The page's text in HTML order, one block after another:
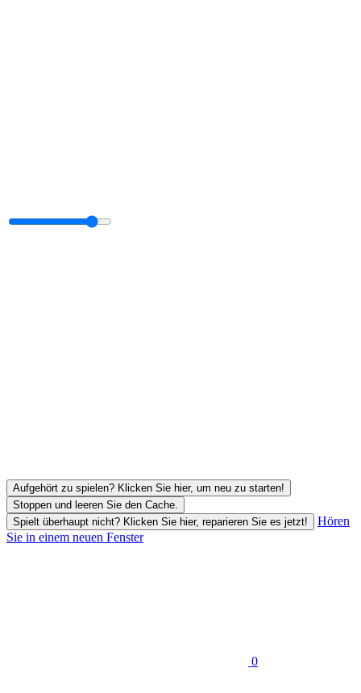
Aufgehört zu spielen? Klicken Sie hier, um neu zu starten!
Stoppen und leeren Sie den Cache.
Spielt überhaupt nicht? Klicken Sie hier, reparieren Sie es jetzt!
Hören
Sie in einem neuen Fenster
0